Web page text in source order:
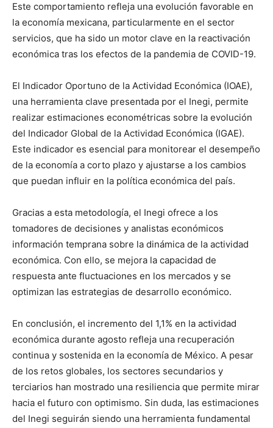
Este comportamiento refleja una evolución favorable en
la economía mexicana, particularmente en el sector
servicios, que ha sido un motor clave en la reactivación
económica tras los efectos de la pandemia de COVID-19.
El Indicador Oportuno de la Actividad Económica (IOAE),
una herramienta clave presentada por el Inegi, permite
realizar estimaciones econométricas sobre la evolución
del Indicador Global de la Actividad Económica (IGAE).
Este indicador es esencial para monitorear el desempeño
de la economía a corto plazo y ajustarse a los cambios
que puedan influir en la política económica del país.
Gracias a esta metodología, el Inegi ofrece a los
tomadores de decisiones y analistas económicos
información temprana sobre la dinámica de la actividad
económica. Con ello, se mejora la capacidad de
respuesta ante fluctuaciones en los mercados y se
optimizan las estrategias de desarrollo económico.
En conclusión, el incremento del 1,1% en la actividad
económica durante agosto refleja una recuperación
continua y sostenida en la economía de México. A pesar
de los retos globales, los sectores secundarios y
terciarios han mostrado una resiliencia que permite mirar
hacia el futuro con optimismo. Sin duda, las estimaciones
del Inegi seguirán siendo una herramienta fundamental